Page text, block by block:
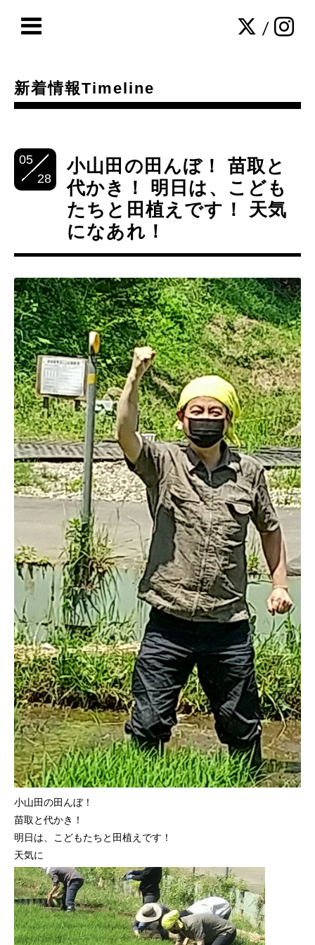
/
新着情報Timeline
05
28
小山田の田んぼ！ 苗取と
代かき！ 明日は、こども
たちと田植えです！ 天気
になあれ！
小山田の田んぼ！
苗取と代かき！
明日は、こどもたちと田植えです！
天気に